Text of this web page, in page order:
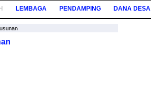
LEMBAGA PENDAMPING DANA DESA